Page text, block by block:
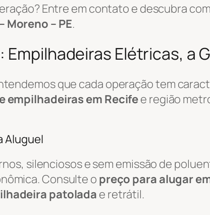
Entre em contato e descubra
Moreno – PE.
Elétricas, a
que cada operação tem
empilhadeiras em Recifee região
Aluguel
silenciosos e sem emissão de
Consulte o preço para alugar
patolada e retrátil.